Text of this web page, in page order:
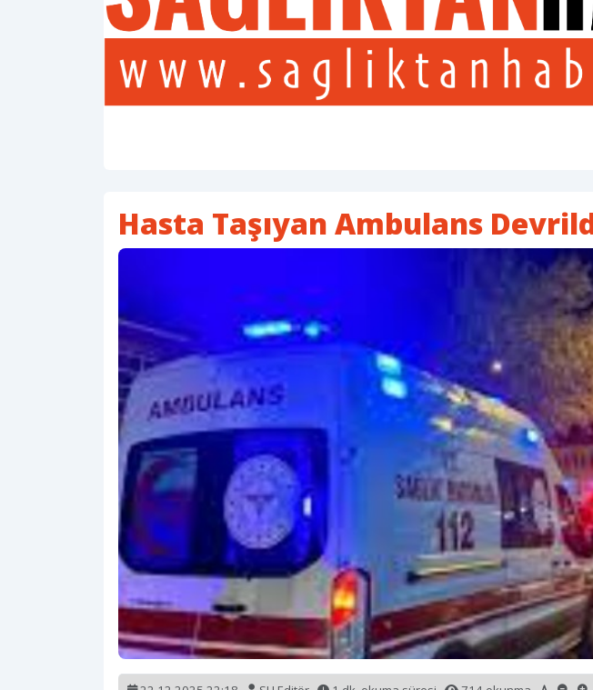
Hasta Taşıyan Ambulans